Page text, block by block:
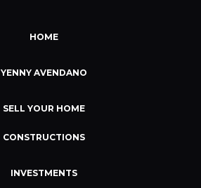
HOME
YENNY AVENDANO
SELL YOUR HOME
CONSTRUCTIONS
INVESTMENTS